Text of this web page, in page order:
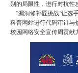
别的局限性，进行对抗性
“漏洞修补匠挑战”让选
科普网站进行代码审计与
校园网络安全宣传周贡献